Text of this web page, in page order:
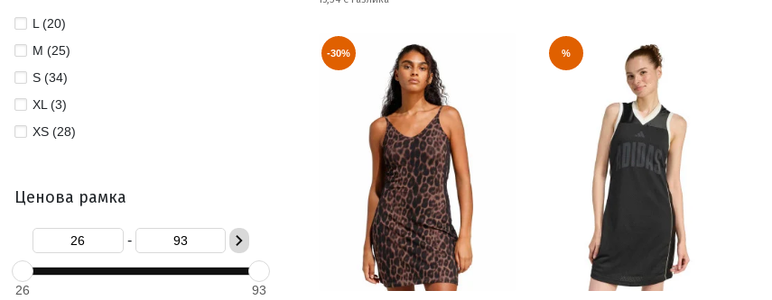
L (20)
M (25)
S (34)
XL (3)
XS (28)
Ценова рамка
-
26 93
-30% %